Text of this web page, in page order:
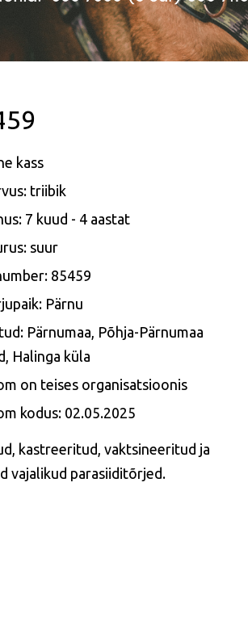
kass
triibik
7 kuud - 4 aastat
suur
85459
Pärnu
Pärnumaa, Põhja-Pärnumaa
Halinga küla
on teises organisatsioonis
kodus: 02.05.2025
kastreeritud, vaktsineeritud ja
vajalikud parasiiditõrjed.